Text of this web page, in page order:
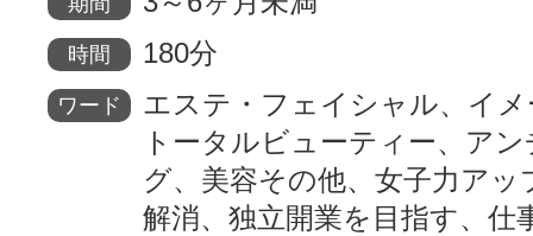
時間 180分
ワード
エステ・フェイシャル、イ
トータルビューティー、ア
グ、美容その他、女子力アッ
解消、独立開業を目指す、仕